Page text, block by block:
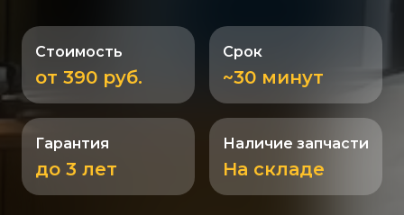
Стоимость
от 390 руб.
Срок
~30 минут
Гарантия
до 3 лет
Наличие запчасти
На складе